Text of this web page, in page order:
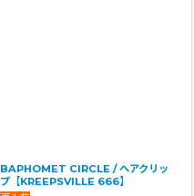
BAPHOMET CIRCLE / ヘアクリッ
プ【KREEPSVILLE 666】